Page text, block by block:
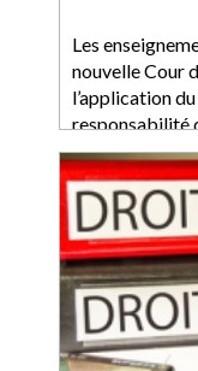
Les
nouvelle Cour
l’application
responsabilité